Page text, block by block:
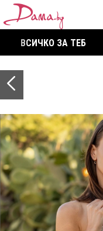
ВСИЧКО ЗА ТЕБ